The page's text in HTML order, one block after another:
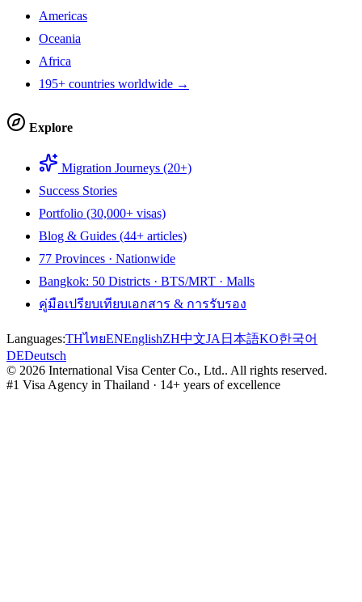
Americas
Oceania
Africa
195+ countries worldwide →
Explore
Migration Journeys (20+)
Success Stories
Portfolio (30,000+ visas)
Blog & Guides (44+ articles)
77 Provinces · Nationwide
Bangkok: 50 Districts · BTS/MRT · Malls
คู่มือเปรียบเทียบเอกสาร & การรับรอง
Languages:THไทยENEnglishZH中文JA 日本語KO한국어
DEDeutsch
© 2026 International Visa Center Co., Ltd.. All rights reserved.
#1 Visa Agency in Thailand · 14+ years of excellence